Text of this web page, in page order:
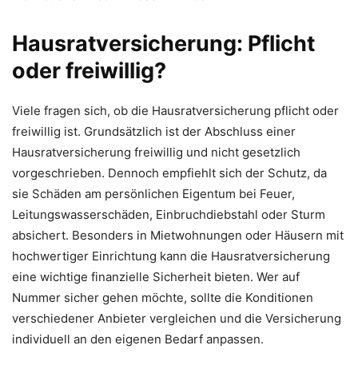
Hausratversicherung: Pflicht
oder freiwillig?
Viele fragen sich, ob die Hausratversicherung pflicht oder
freiwillig ist. Grundsätzlich ist der Abschluss einer
Hausratversicherung freiwillig und nicht gesetzlich
vorgeschrieben. Dennoch empfiehlt sich der Schutz, da
sie Schäden am persönlichen Eigentum bei Feuer,
Leitungswasserschäden, Einbruchdiebstahl oder Sturm
absichert. Besonders in Mietwohnungen oder Häusern mit
hochwertiger Einrichtung kann die Hausratversicherung
eine wichtige finanzielle Sicherheit bieten. Wer auf
Nummer sicher gehen möchte, sollte die Konditionen
verschiedener Anbieter vergleichen und die Versicherung
individuell an den eigenen Bedarf anpassen.